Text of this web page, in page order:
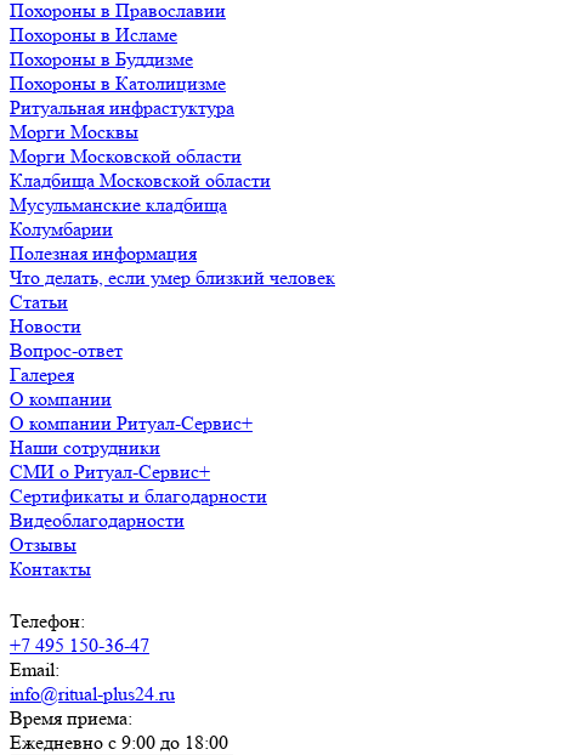
Похороны в Православии
Похороны в Исламе
Похороны в Буддизме
Похороны в Католицизме
Ритуальная инфрастуктура
Морги Москвы
Морги Московской области
Кладбища Московской области
Мусульманские кладбища
Колумбарии
Полезная информация
Что делать, если умер близкий человек
Статьи
Новости
Вопрос-ответ
Галерея
О компании
О компании Ритуал-Сервис+
Наши сотрудники
СМИ о Ритуал-Сервис+
Сертификаты и благодарности
Видеоблагодарности
Отзывы
Контакты
Телефон:
+7 495 150-36-47
Email:
info@ritual-plus24.ru
Время приема:
Ежедневно с 9:00 до 18:00